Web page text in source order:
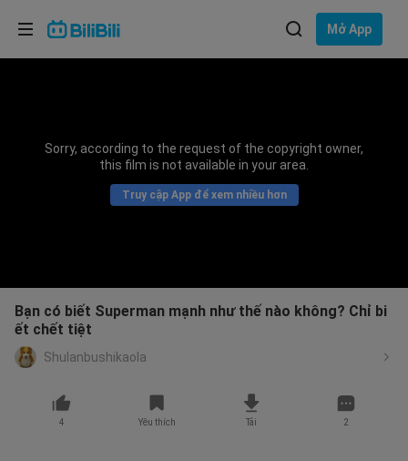
Mở App
Sorry, according to the request of the copyright owner,
this film is not available in your area.
Truy cập App để xem nhiều hơn
Bạn có biết Superman mạnh như thế nào không? Chỉ bi
ết chết tiệt
Shulanbushikaola
4 Yêu thích Tải 2
Lựa chọn ngôn ngữ
Bahasa Indonesia